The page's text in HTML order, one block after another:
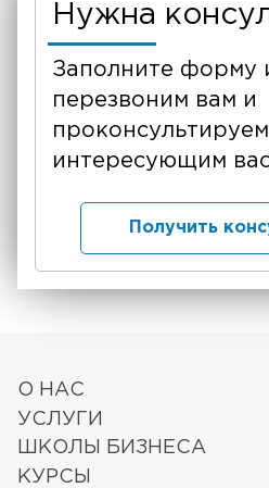
Нужна
Заполните форму
перезвоним вам и
интересующим
Получить
О НАС
УСЛУГИ
ШКОЛЫ БИЗНЕСА
КУРСЫ